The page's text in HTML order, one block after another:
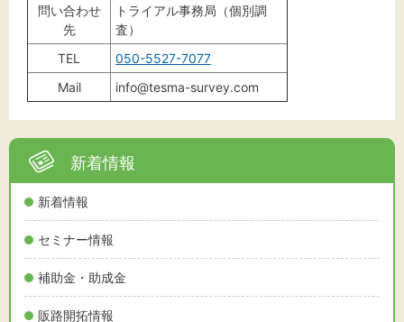
新着情報
新着情報
セミナー情報
補助金・助成金
販路開拓情報
問い合わせ
先
トライアル事務局（個別調
査）
TEL
050-5527-7077
Mail
info@tesma-survey.com